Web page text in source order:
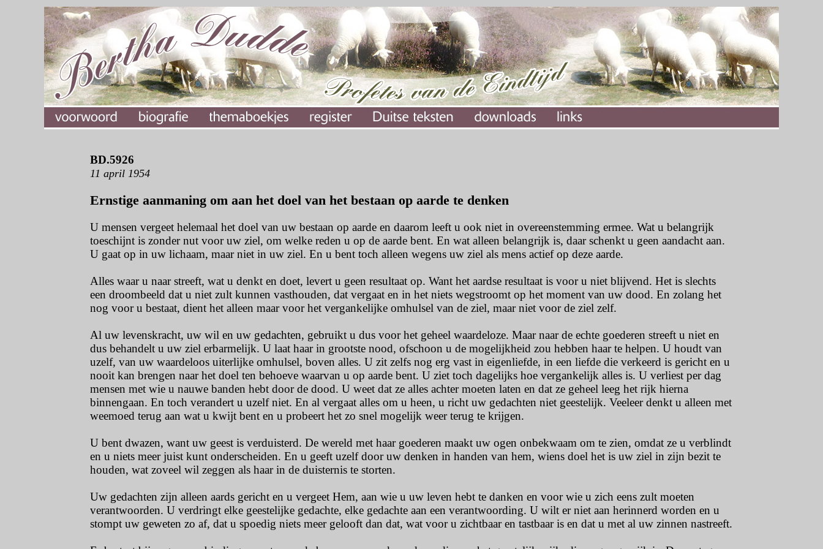
BD.5926
11 april 1954
Ernstige aanmaning om aan het doel van het bestaan op aarde te denken
U mensen vergeet helemaal het doel van uw bestaan op aarde en daarom leeft u ook niet in overeenstemming ermee. Wat u belangrijk
toeschijnt is zonder nut voor uw ziel, om welke reden u op de aarde bent. En wat alleen belangrijk is, daar schenkt u geen aandacht aan.
U gaat op in uw lichaam, maar niet in uw ziel. En u bent toch alleen wegens uw ziel als mens actief op deze aarde.
Alles waar u naar streeft, wat u denkt en doet, levert u geen resultaat op. Want het aardse resultaat is voor u niet blijvend. Het is slechts
een droombeeld dat u niet zult kunnen vasthouden, dat vergaat en in het niets wegstroomt op het moment van uw dood. En zolang het
nog voor u bestaat, dient het alleen maar voor het vergankelijke omhulsel van de ziel, maar niet voor de ziel zelf.
Al uw levenskracht, uw wil en uw gedachten, gebruikt u dus voor het geheel waardeloze. Maar naar de echte goederen streeft u niet en
dus behandelt u uw ziel erbarmelijk. U laat haar in grootste nood, ofschoon u de mogelijkheid zou hebben haar te helpen. U houdt van
uzelf, van uw waardeloos uiterlijke omhulsel, boven alles. U zit zelfs nog erg vast in eigenliefde, in een liefde die verkeerd is gericht en u
nooit kan brengen naar het doel ten behoeve waarvan u op aarde bent. U ziet toch dagelijks hoe vergankelijk alles is. U verliest per dag
mensen met wie u nauwe banden hebt door de dood. U weet dat ze alles achter moeten laten en dat ze geheel leeg het rijk hierna
binnengaan. En toch verandert u uzelf niet. En al vergaat alles om u heen, u richt uw gedachten niet geestelijk. Veeleer denkt u alleen met
weemoed terug aan wat u kwijt bent en u probeert het zo snel mogelijk weer terug te krijgen.
U bent dwazen, want uw geest is verduisterd. De wereld met haar goederen maakt uw ogen onbekwaam om te zien, omdat ze u verblindt
en u niets meer juist kunt onderscheiden. En u geeft uzelf door uw denken in handen van hem, wiens doel het is uw ziel in zijn bezit te
houden, wat zoveel wil zeggen als haar in de duisternis te storten.
Uw gedachten zijn alleen aards gericht en u vergeet Hem, aan wie u uw leven hebt te danken en voor wie u zich eens zult moeten
verantwoorden. U verdringt elke geestelijke gedachte, elke gedachte aan een verantwoording. U wilt er niet aan herinnerd worden en u
stompt uw geweten zo af, dat u spoedig niets meer gelooft dan dat, wat voor u zichtbaar en tastbaar is en dat u met al uw zinnen nastreeft.